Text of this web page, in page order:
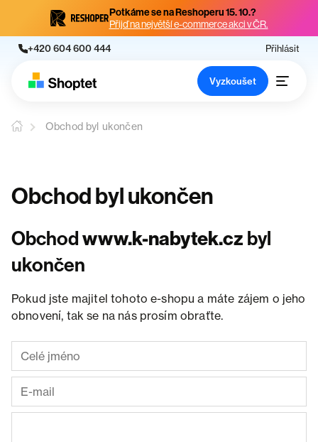
Potkáme se na Reshoperu 15. 10.?
Přijď na největší e-commerce akci v ČR.
+420 604 600 444 Přihlásit
Vyzkoušet
Obchod byl ukončen
Obchod byl ukončen
Obchodwww.k-nabytek.cz byl
ukončen
Pokud jste majitel tohoto e-shopu a máte zájem o jeho
obnovení, tak se na nás prosím obraťte.